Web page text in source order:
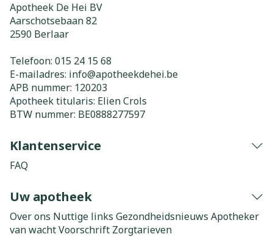
Apotheek De Hei BV
Aarschotsebaan 82
2590 Berlaar
Telefoon: 015 24 15 68
E-mailadres: info@apotheekdehei.be
APB nummer: 120203
Apotheek titularis: Elien Crols
BTW nummer: BE0888277597
Klantenservice
FAQ
Uw apotheek
Over ons Nuttige links Gezondheidsnieuws Apotheker
van wachtVoorschrift Zorgtarieven